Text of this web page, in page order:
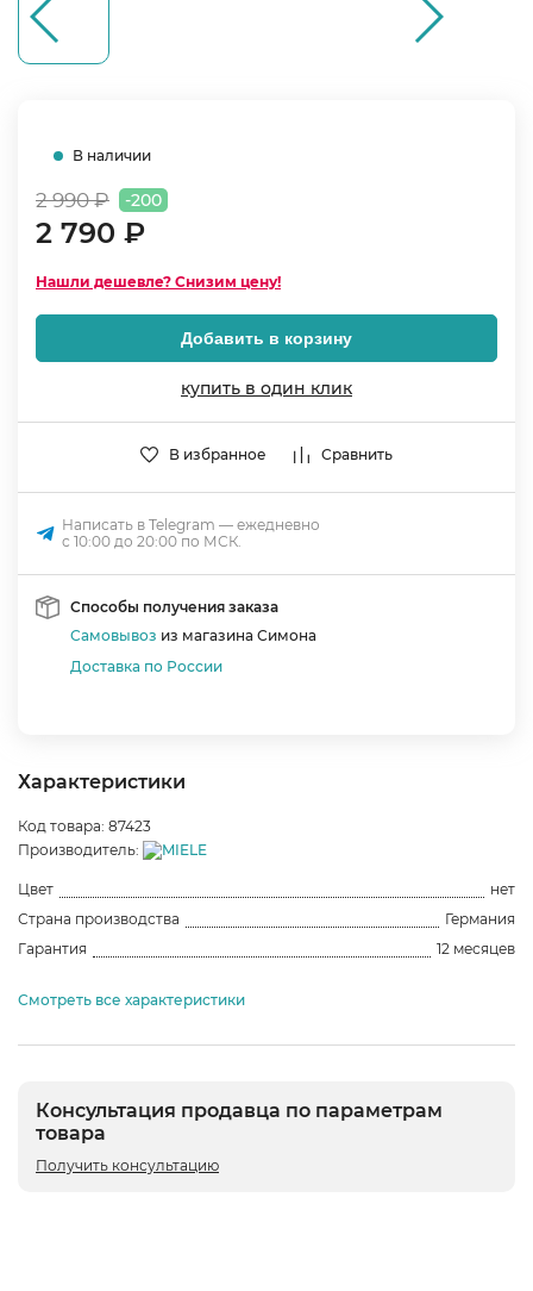
В наличии
2 990 ₽ -200
2 790 ₽
Нашли дешевле? Снизим цену!
Добавить в корзину
купить в один клик
В избранное Сравнить
Написать в Telegram — ежедневно
с 10:00 до 20:00 по МСК.
Способы получения заказа
Самовывоз из магазина Симона
Доставка по России
Характеристики
Код товара: 87423
Производитель:
Цвет
нет
Страна производства
Германия
Гарантия
12 месяцев
Смотреть все характеристики
Консультация продавца по параметрам
товара
Получить консультацию